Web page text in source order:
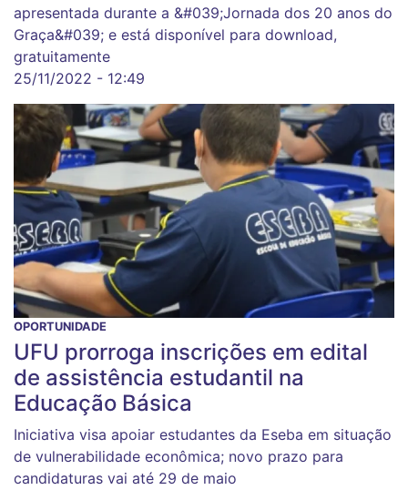
apresentada durante a &#039;Jornada dos 20 anos do
Graça&#039; e está disponível para download,
gratuitamente
25/11/2022 - 12:49
OPORTUNIDADE
UFU prorroga inscrições em edital
de assistência estudantil na
Educação Básica
Iniciativa visa apoiar estudantes da Eseba em situação
de vulnerabilidade econômica; novo prazo para
candidaturas vai até 29 de maio